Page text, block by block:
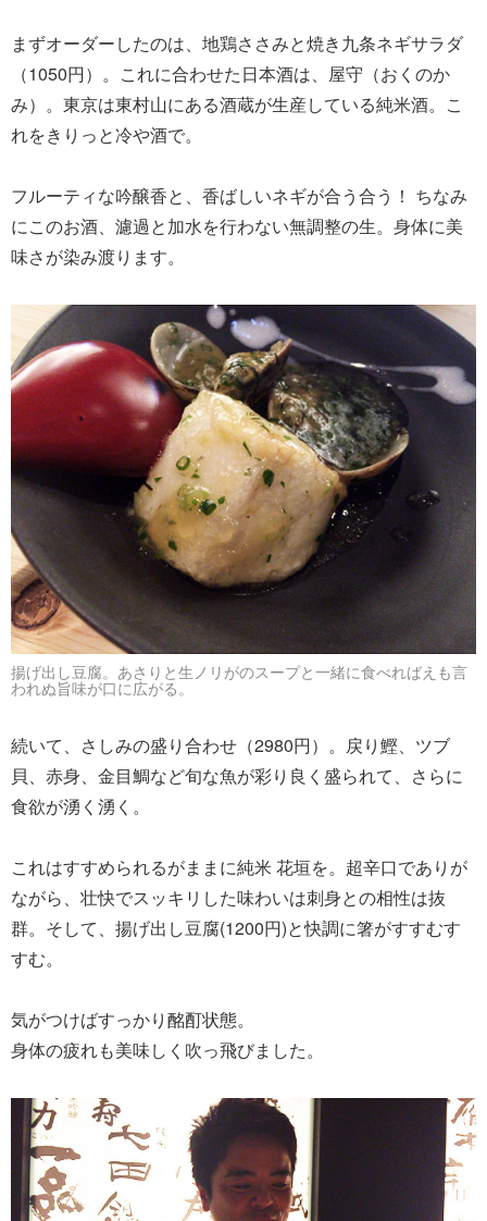
まずオーダーしたのは、地鶏ささみと焼き九条ネギサラダ
（1050円）。これに合わせた日本酒は、屋守（おくのか
み）。東京は東村山にある酒蔵が生産している純米酒。こ
れをきりっと冷や酒で。
フルーティな吟醸香と、香ばしいネギが合う合う！ ちなみ
にこのお酒、濾過と加水を行わない無調整の生。身体に美
味さが染み渡ります。
揚げ出し豆腐。あさりと生ノリがのスープと一緒に食べればえも言
われぬ旨味が口に広がる。
続いて、さしみの盛り合わせ（2980円）。戻り鰹、ツブ
貝、赤身、金目鯛など旬な魚が彩り良く盛られて、さらに
食欲が湧く湧く。
これはすすめられるがままに純米 花垣を。超辛口でありが
ながら、壮快でスッキリした味わいは刺身との相性は抜
群。そして、揚げ出し豆腐(1200円)と快調に箸がすすむす
すむ。
気がつけばすっかり酩酊状態。
身体の疲れも美味しく吹っ飛びました。